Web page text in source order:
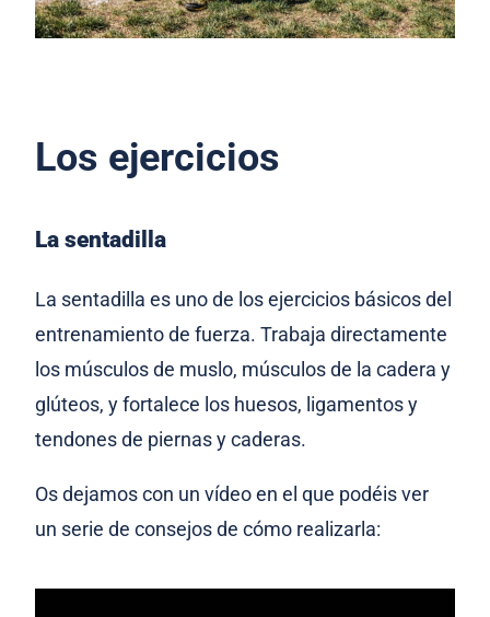
Los ejercicios
La sentadilla
La sentadilla es uno de los ejercicios básicos del
entrenamiento de fuerza. Trabaja directamente
los músculos de muslo, músculos de la cadera y
glúteos, y fortalece los huesos, ligamentos y
tendones de piernas y caderas.
Os dejamos con un vídeo en el que podéis ver
un serie de consejos de cómo realizarla: